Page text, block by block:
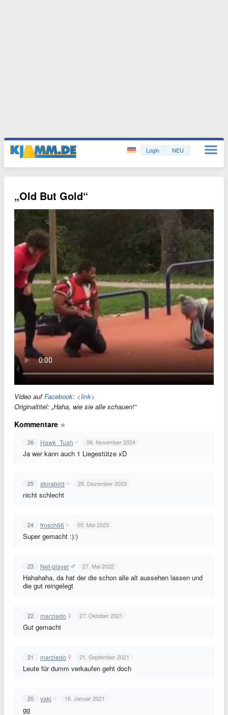
Login NEU
„Old But Gold“
Video aufFacebook: <link>
Originaltitel: „Haha, wie sie alle schauen!“
Kommentare
26 Hawk_Tuah 06. November 2024
Ja wer kann auch 1 Liegestütze xD
25 storabird 28. Dezember 2023
nicht schlecht
24 frosch66 05. Mai 2023
Super gemacht :):)
23 Net-player 27. Mai 2022
Hahahaha, da hat der die schon alle alt aussehen lassen und
die gut reingelegt
22 marziedo 27. Oktober 2021
Gut gemacht
21 marziedo 21. September 2021
Leute für dumm verkaufen geht doch
20 yaki 16. Januar 2021
gg